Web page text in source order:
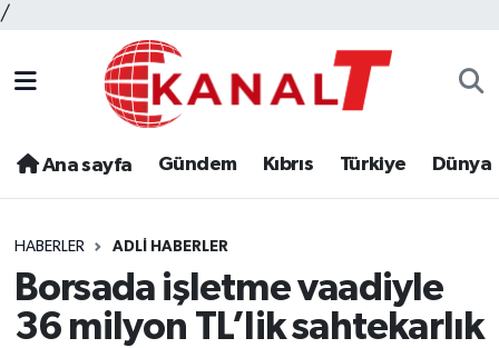
/
Ana sayfa Gündem Kıbrıs Türkiye Dünya
HABERLER ADLI HABERLER
Borsada işletme vaadiyle
36 milyon TL’lik sahtekarlık